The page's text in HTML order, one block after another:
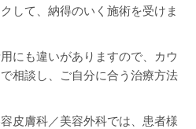
して、納得のいく施術を受けま
にも違いがありますので、カウ
相談し、ご自分に合う治療方法
皮膚科／美容外科では、患者様